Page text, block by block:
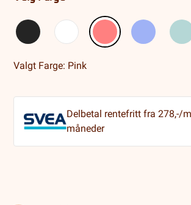
Valgt Farge: Pink
Delbetal rentefritt fra 278,-/
måneder